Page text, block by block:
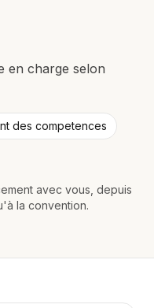
en charge selon
des competences
avec vous, depuis
la convention.